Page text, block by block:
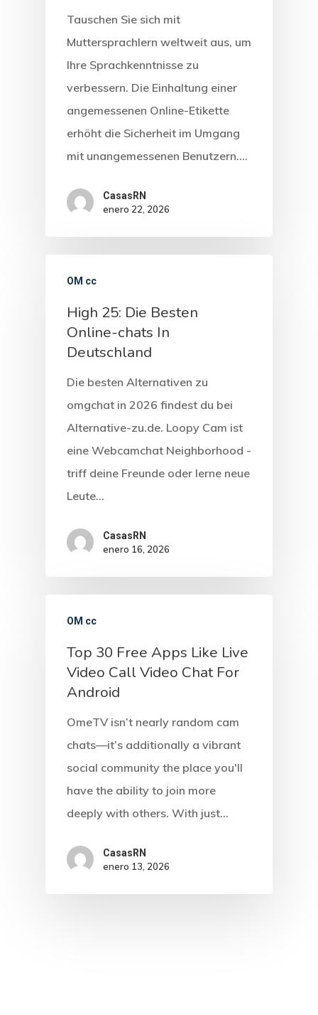
Tauschen Sie sich mit
Muttersprachlern weltweit aus, um
Ihre Sprachkenntnisse zu
verbessern. Die Einhaltung einer
angemessenen Online-Etikette
erhöht die Sicherheit im Umgang
mit unangemessenen Benutzern.…
CasasRN
enero 22, 2026
OM cc
High 25: Die Besten
Online-chats In
Deutschland
Die besten Alternativen zu
omgchat in 2026 findest du bei
Alternative-zu.de. Loopy Cam ist
eine Webcamchat Neighborhood -
triff deine Freunde oder lerne neue
Leute…
CasasRN
enero 16, 2026
OM cc
Top 30 Free Apps Like Live
Video Call Video Chat For
Android
OmeTV isn’t nearly random cam
chats—it’s additionally a vibrant
social community the place you'll
have the ability to join more
deeply with others. With just…
CasasRN
enero 13, 2026